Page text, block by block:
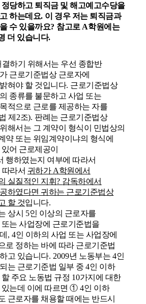
당하고 퇴직금 및 해고예고수당을
하는데요. 이 경우 저는 퇴직금과
수 있을까요? 참고로A학원에는
더 있습니다.
하기 위해서는 우선 종합반
근로기준법상 근로자에
혀야 할 것입니다. 근로기준법상
종류를 불문하고 사업 또는
적으로 근로를 제공하는 자를
제 2조). 판례는 근로기준법상
해서는 그 계약이 형식이 민법상의
약 또는 위임계약이냐의 형식에
어 근로제공이
행하였는지 여부에 따라서
따라서 귀하가A학원에서
실질적인 지휘? 감독하에서
하였다면 귀하는 근로기준법상
할 것입니다.
상시 5인 이상의 근로자를
는 사업장에 근로기준법을
, 4인 이하의 사업 또는 사업장에
로 정하는 바에 따라 근로기준법
고 있습니다. 2009년 노동부는 4인
는 근로기준법 일부 중4인 이하
주요 노동법 규정 10가지에 대한
는데 이에 따르면①4인 이하
근로자를 채용할 때에는 반드시